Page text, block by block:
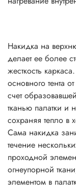
специальным
внутреннего
При
является
и не
Чем так
подушка
благодаря
становится
Накидка на
делает ее более
жесткость
основного тента
счет
тканью палатки и
сохраняя тепло в
Сама накидка
течение
проходной
огнеупорной
элементом в